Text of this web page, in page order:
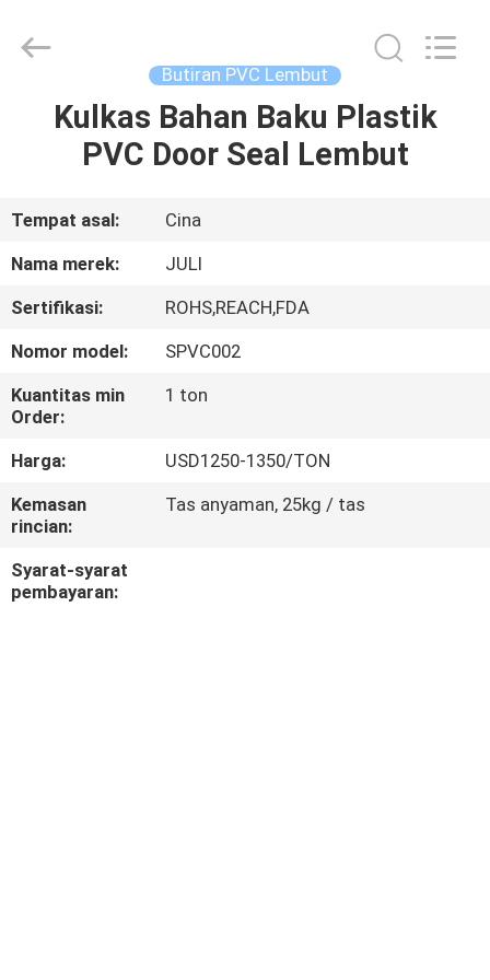
RUMAH
TENTANG
KAMI
TUR
PABRIK
KONTROL
KUALITAS
HUBUNGI
KAMI
Rights
Butiran PVC Lembut
Kulkas Bahan Baku Plastik
PVC Door Seal Lembut
Tempat asal:
Cina
Nama merek:
JULI
Sertifikasi:
ROHS,REACH,FDA
Nomor model:
SPVC002
Kuantitas min
Order:
1 ton
Harga:
USD1250-1350/TON
Kemasan
rincian:
Tas anyaman, 25kg / tas
Syarat-syarat
pembayaran: